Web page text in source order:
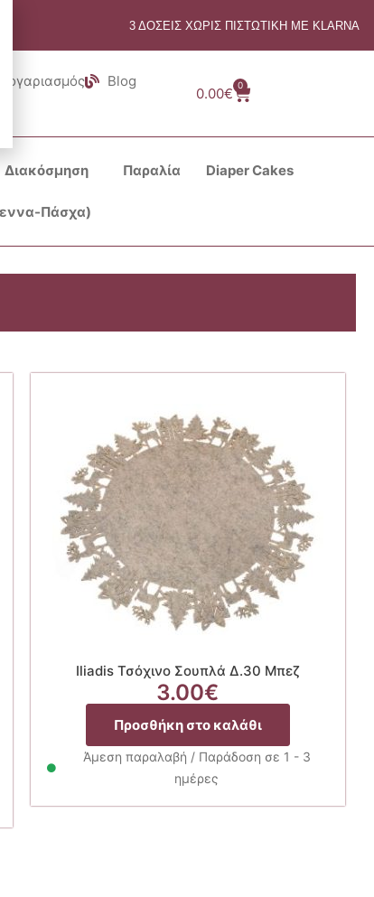
3 ΔΟΣΕΙΣ ΧΩΡΙΣ ΠΙΣΤΩΤΙΚΗ ΜΕ KLARNA
Λογαριασμός Blog
0.00€
0
Cart
Διακόσμηση Παραλία Diaper Cakes
Πάσχα)
Iliadis Τσόχινο Σουπλά Δ.30 Μπεζ
3.00€
Προσθήκη στο καλάθι
Άμεση παραλαβή / Παράδοση σε 1 - 3
ημέρες